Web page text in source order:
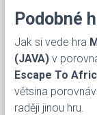
Podobné
Jak si vede hra
(JAVA) v
Escape To
větsina
raději jinou hru.